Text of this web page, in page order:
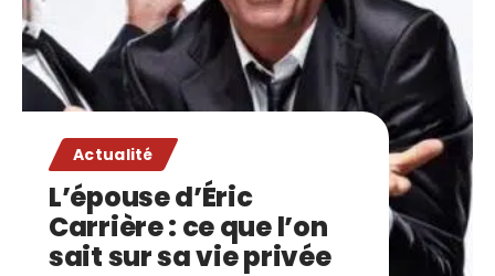
Actualité
L’épouse d’Éric
Carrière : ce que l’on
sait sur sa vie privée